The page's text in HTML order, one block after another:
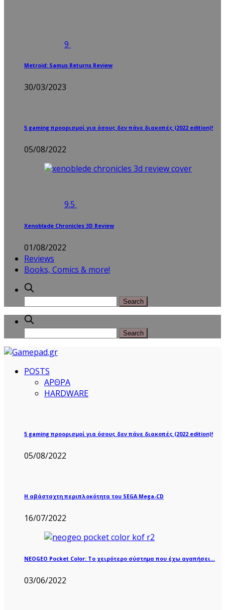
9
Metroid: Samus Returns Review
30/03/2023
5 gaming προορισμοί για όσους δεν πάνε διακοπές (2022 edition)!
05/08/2022
9.5
Xenoblade Chronicles 3D Review
01/08/2022
Reviews
Books, Comics & more!
POSTS
ΑΡΘΡΑ
HARDWARE
5 gaming προορισμοί για όσους δεν πάνε διακοπές (2022 edition)!
05/08/2022
Η αβάσταχτη περιπλοκότητα του SEGA Mega-CD
16/07/2022
NEOGEO Pocket Color: Το χειρότερο σύστημα που έχω αγαπήσει…
03/06/2022